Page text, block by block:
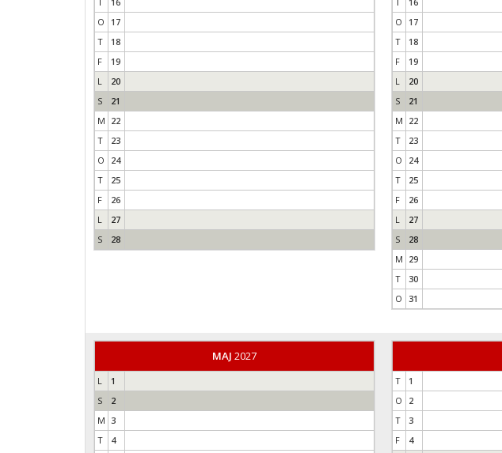
O
17
T
18
F
19
L
20
S
21
M 22
T
23
O
24
T
25
F
26
L
27
S
28
O
17
T
18
F
19
L
20
S
21
M 22
T
23
O
24
T
25
F
26
L
27
S
28
M 29
T
30
O 31
MAJ 2027
L
1
S
2
M 3
T
4
T
1
O
2
T
3
F
4